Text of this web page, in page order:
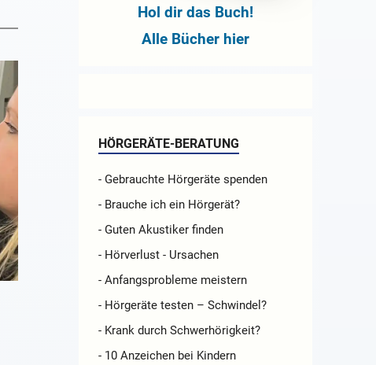
Hol dir das Buch!
Alle Bücher hier
HÖRGERÄTE-BERATUNG
- Gebrauchte Hörgeräte spenden
- Brauche ich ein Hörgerät?
- Guten Akustiker finden
- Hörverlust - Ursachen
- Anfangsprobleme meistern
- Hörgeräte testen – Schwindel?
- Krank durch Schwerhörigkeit?
- 10 Anzeichen bei Kindern